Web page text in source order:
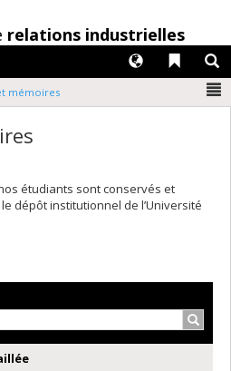
relations industrielles
Liens
Langues
mémoires
étudiants sont conservés et
le dépôt institutionnel de l’Université